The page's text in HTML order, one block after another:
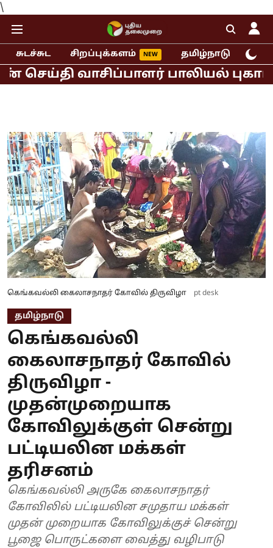
\
சுடச்சுட சிறப்புக்களம் தமிழ்நாடு
வாசிப்பாளர் பாலியல் புகார்!
கெங்கவல்லி கைலாசநாதர் கோவில் திருவிழா pt desk
தமிழ்நாடு
கெங்கவல்லி
கைலாசநாதர் கோவில்
திருவிழா -
முதன்முறையாக
கோவிலுக்குள் சென்று
பட்டியலின மக்கள்
தரிசனம்
கெங்கவல்லி அருகே கைலாசநாதர்
கோவிலில் பட்டியலின சமுதாய மக்கள்
முதன் முறையாக கோவிலுக்குச் சென்று
பூஜை பொருட்களை வைத்து வழிபாடு